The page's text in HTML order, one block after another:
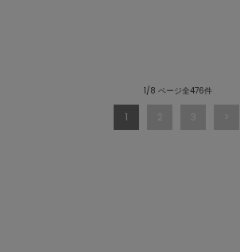
1/8 ページ全476件
1 2 3